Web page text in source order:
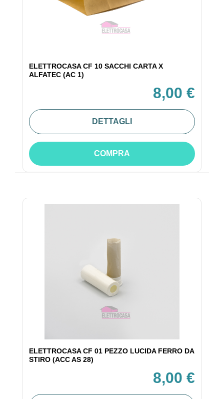
ELETTROCASA CF 10 SACCHI CARTA X
ALFATEC (AC 1)
8,00 €
DETTAGLI
COMPRA
ELETTROCASA CF 01 PEZZO LUCIDA FERRO DA
STIRO (ACC AS 28)
8,00 €